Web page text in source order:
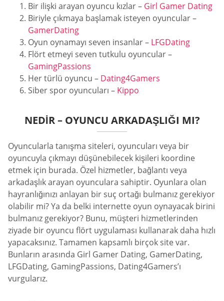
Bir ilişki arayan oyuncu kızlar – Girl Gamer Dating
Biriyle çıkmaya başlamak isteyen oyuncular –
GamerDating
Oyun oynamayı seven insanlar – LFGDating
Flört etmeyi seven tutkulu oyuncular –
GamingPassions
Her türlü oyuncu – Dating4Gamers
Siber spor oyuncuları – Kippo
NEDIR – OYUNCU ARKADAŞLIĞI MI?
Oyuncularla tanışma siteleri, oyuncuları veya bir
oyuncuyla çıkmayı düşünebilecek kişileri koordine
etmek için burada. Özel hizmetler, bağlantı veya
arkadaşlık arayan oyunculara sahiptir. Oyunlara olan
hayranlığınızı anlayan bir suç ortağı bulmanız gerekiyor
olabilir mi? Ya da belki internette oyun oynayacak birini
bulmanız gerekiyor? Bunu, müşteri hizmetlerinden
ziyade bir oyuncu flört uygulaması kullanarak daha hızlı
yapacaksınız. Tamamen kapsamlı birçok site var.
Bunların arasında Girl Gamer Dating, GamerDating,
LFGDating, GamingPassions, Dating4Gamers’ı
vurgularız.